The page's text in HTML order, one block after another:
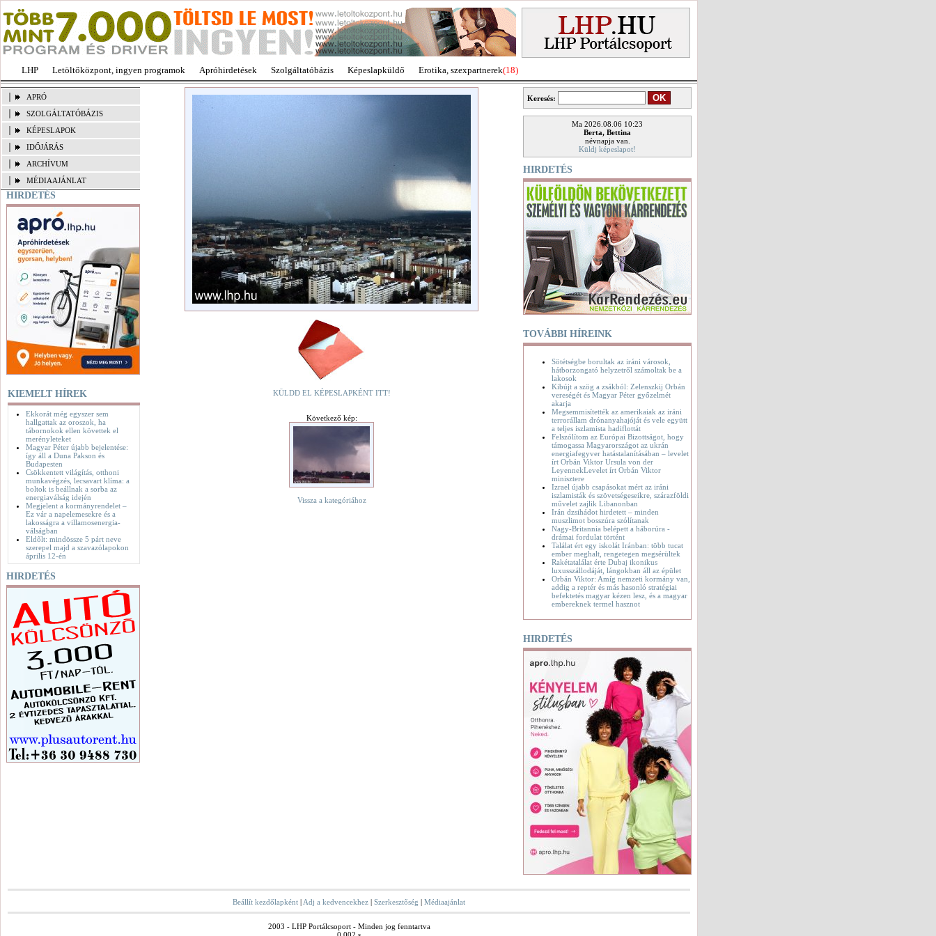
LHP Letöltőközpont, ingyen programok Apróhirdetések Szolgáltatóbázis Képeslapküldő Erotika, szexpartnerek(18)
APRÓ
SZOLGÁLTATÓBÁZIS
KÉPESLAPOK
IDŐJÁRÁS
ARCHÍVUM
MÉDIAAJÁNLAT
HIRDETÉS
KIEMELT HÍREK
Ekkorát még egyszer sem
hallgattak az oroszok, ha
tábornokok ellen követtek el
merényleteket
Magyar Péter újabb bejelentése:
így áll a Duna Pakson és
Budapesten
Csökkentett világítás, otthoni
munkavégzés, lecsavart klíma: a
boltok is beállnak a sorba az
energiaválság idején
Megjelent a kormányrendelet –
Ez vár a napelemesekre és a
lakosságra a villamosenergia-
válságban
Eldőlt: mindössze 5 párt neve
szerepel majd a szavazólapokon
április 12-én
HIRDETÉS
KÜLDD EL KÉPESLAPKÉNT ITT!
Következő kép:
Vissza a kategóriához
Keresés:
Ma 2026.08.06 10:23
Berta, Bettina
névnapja van.
Küldj képeslapot!
HIRDETÉS
TOVÁBBI HÍREINK
Sötétségbe borultak az iráni városok,
hátborzongató helyzetről számoltak be a
lakosok
Kibújt a szög a zsákból: Zelenszkij Orbán
vereségét és Magyar Péter győzelmét
akarja
Megsemmisítették az amerikaiak az iráni
terrorállam drónanyahajóját és vele együtt
a teljes iszlamista hadiflottát
Felszólítom az Európai Bizottságot, hogy
támogassa Magyarországot az ukrán
energiafegyver hatástalanításában – levelet
írt Orbán Viktor Ursula von der
LeyennekLevelet írt Orbán Viktor
minisztere
Izrael újabb csapásokat mért az iráni
iszlamisták és szövetségeseikre, szárazföldi
művelet zajlik Libanonban
Irán dzsihádot hirdetett – minden
muszlimot bosszúra szólítanak
Nagy-Britannia belépett a háborúra -
drámai fordulat történt
Találat ért egy iskolát Iránban: több tucat
ember meghalt, rengetegen megsérültek
Rakétatalálat érte Dubaj ikonikus
luxusszállodáját, lángokban áll az épület
Orbán Viktor: Amíg nemzeti kormány van,
addig a reptér és más hasonló stratégiai
befektetés magyar kézen lesz, és a magyar
embereknek termel hasznot
HIRDETÉS
Beállít kezdőlapként | Adj a kedvencekhez | Szerkesztőség | Médiaajánlat
2003 - LHP Portálcsoport - Minden jog fenntartva